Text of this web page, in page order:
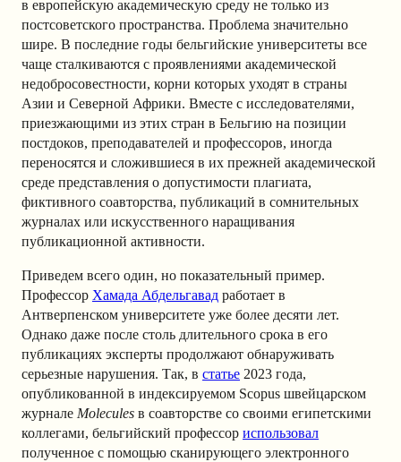
в европейскую академическую среду не только из
постсоветского пространства. Проблема значительно
шире. В последние годы бельгийские университеты все
чаще сталкиваются с проявлениями академической
недобросовестности, корни которых уходят в страны
Азии и Северной Африки. Вместе с исследователями,
приезжающими из этих стран в Бельгию на позиции
постдоков, преподавателей и профессоров, иногда
переносятся и сложившиеся в их прежней академической
среде представления о допустимости плагиата,
фиктивного соавторства, публикаций в сомнительных
журналах или искусственного наращивания
публикационной активности.
Приведем всего один, но показательный пример.
Профессор Хамада Абдельгавад работает в
Антверпенском университете уже более десяти лет.
Однако даже после столь длительного срока в его
публикациях эксперты продолжают обнаруживать
серьезные нарушения. Так, в статье 2023 года,
опубликованной в индексируемом Scopus швейцарском
журнале Molecules в соавторстве со своими египетскими
коллегами, бельгийский профессор использовал
полученное с помощью сканирующего электронного